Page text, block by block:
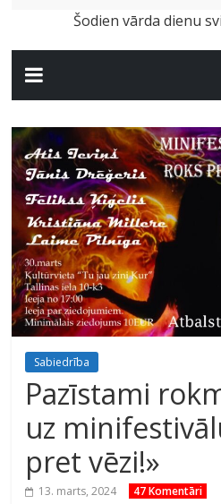
Šodien vārda dienu
Sabiedrība
Pazīstami
uz
pret vēzi!»
13. marts, 2024 47 Komentāri